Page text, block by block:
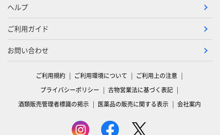
ヘルプ
ご利用ガイド
お問い合わせ
ご利用規約 ご利用環境について
ご利用上の注意
プライバシーポリシー
古物営業法に基づく表記
酒類販売管理者標識の掲示
医薬品の販売に関する表示 会社案内